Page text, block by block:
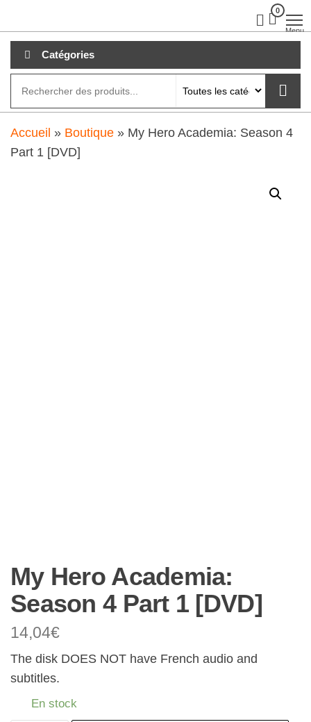
au
contenu
0
Menu
Catégories
Accueil » Boutique » My Hero Academia: Season 4
Part 1 [DVD]
My Hero Academia:
Season 4 Part 1 [DVD]
14,04€
The disk DOES NOT have French audio and
subtitles.
En stock